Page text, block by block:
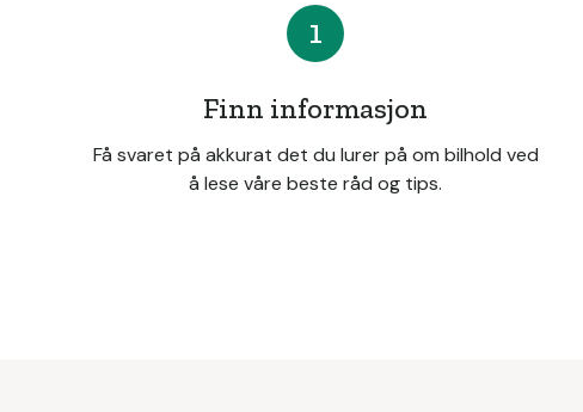
1
Finn informasjon
Få svaret på akkurat det du lurer på om bilhold ved
å lese våre beste råd og tips.